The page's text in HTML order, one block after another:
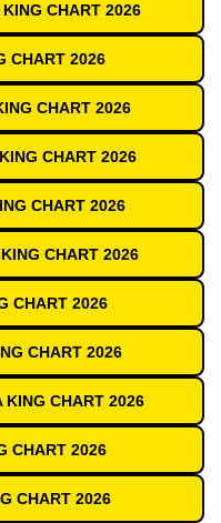
CHART 2026
CHART 2026
CHART 2026
CHART 2026
CHART 2026
CHART 2026
CHART 2026
CHART 2026
KING CHART 2026
CHART 2026
CHART 2026